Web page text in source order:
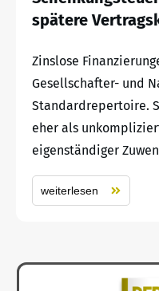
spätere
Zinslose
Gesellschafter- und
Standardrepertoire.
eher als
eigenständiger
weiterlesen